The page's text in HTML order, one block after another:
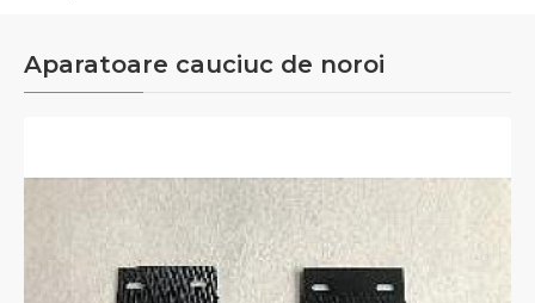
Aparatoare cauciuc de noroi